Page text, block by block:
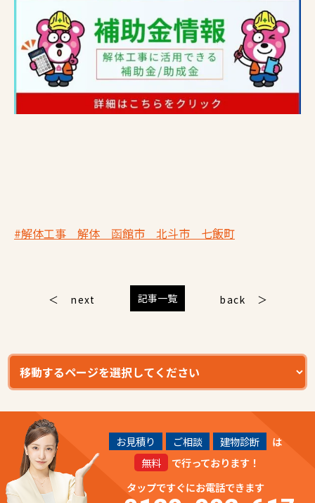
#解体工事 解体 函館市 北斗市 七飯町
next 記事一覧 back
お見積り ご相談 建物診断
は
無料
で行っております！
タップですぐにお電話できます